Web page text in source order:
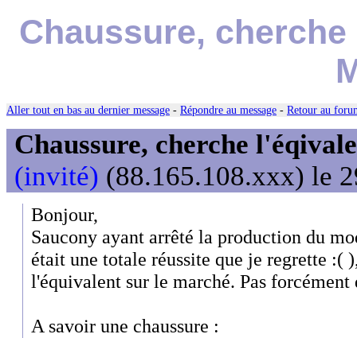
Chaussure,
Aller tout en bas au dernier message - Répondre au message - Retour au
Chaussure, cherche
(invité) (88.165.108.xxx) le
Bonjour,
Saucony ayant arrêté la production du
était une totale réussite que je regrette :(
l'équivalent sur le marché. Pas forcément
A savoir une chaussure :